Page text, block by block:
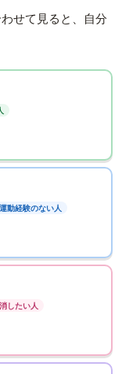
わせて見ると、自分
運動経験のない人
したい人